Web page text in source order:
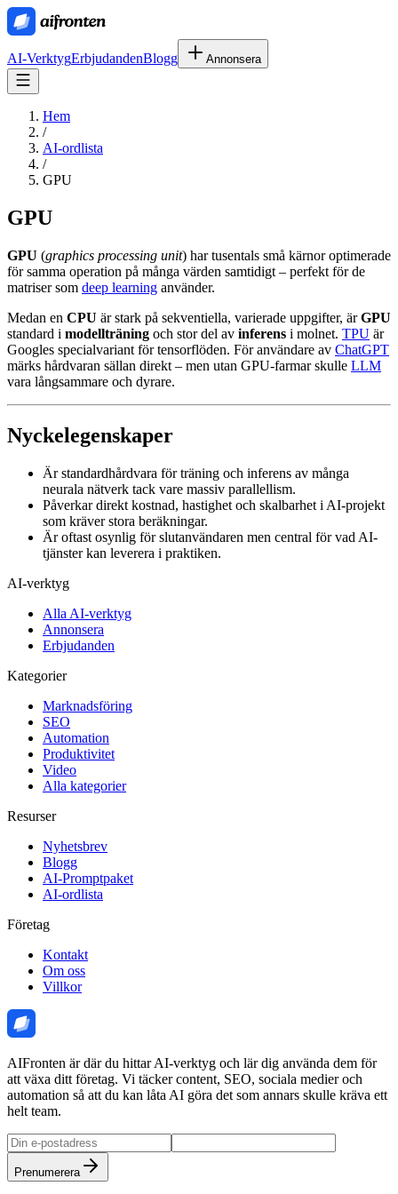
AI-VerktygErbjudandenBlogg Annonsera
Hem
/
AI-ordlista
/
GPU
GPU
GPU (graphics processing unit) har tusentals små kärnor optimerade
för samma operation på många värden samtidigt – perfekt för de
matriser som deep learning använder.
Medan en CPU är stark på sekventiella, varierade uppgifter, ärGPU
standard i modellträning och stor del av inferens i molnet. TPU är
Googles specialvariant för tensorflöden. För användare av ChatGPT
märks hårdvaran sällan direkt – men utan GPU-farmar skulle LLM
vara långsammare och dyrare.
Nyckelegenskaper
Är standardhårdvara för träning och inferens av många
neurala nätverk tack vare massiv parallellism.
Påverkar direkt kostnad, hastighet och skalbarhet i AI-projekt
som kräver stora beräkningar.
Är oftast osynlig för slutanvändaren men central för vad AI-
tjänster kan leverera i praktiken.
AI-verktyg
Alla AI-verktyg
Annonsera
Erbjudanden
Kategorier
Marknadsföring
SEO
Automation
Produktivitet
Video
Alla kategorier
Resurser
Nyhetsbrev
Blogg
AI-Promptpaket
AI-ordlista
Företag
Kontakt
Om oss
Villkor
AIFronten är där du hittar AI-verktyg och lär dig använda dem för
att växa ditt företag. Vi täcker content, SEO, sociala medier och
automation så att du kan låta AI göra det som annars skulle kräva ett
helt team.
Prenumerera